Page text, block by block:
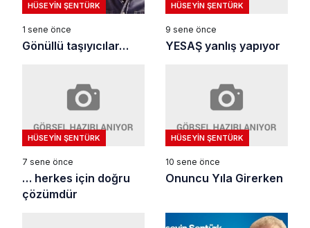
HÜSEYIN ŞENTÜRK
1 sene önce
Gönüllü taşıyıcılar…
HÜSEYIN ŞENTÜRK
9 sene önce
YESAŞ yanlış yapıyor
HÜSEYIN ŞENTÜRK
7 sene önce
… herkes için doğru
çözümdür
HÜSEYIN ŞENTÜRK
10 sene önce
Onuncu Yıla Girerken